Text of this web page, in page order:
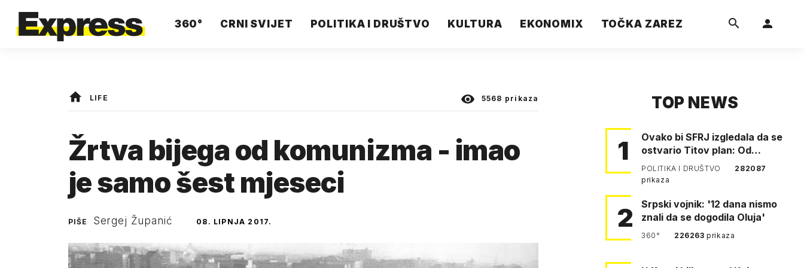
360° CRNI SVIJET POLITIKA I DRUŠTVO KULTURA EKONOMIX TOČKA ZAREZ
LIFE 5568 prikaza
Žrtva bijega od komunizma - imao
je samo šest mjeseci
PIŠE Sergej Županić 08. LIPNJA 2017.
TOP NEWS
1
Ovako bi SFRJ izgledala da se
ostvario Titov plan: Od
Klagenfurta do Istanbula!
POLITIKA I DRUŠTVO
282087
prikaza
2
Srpski vojnik: '12 dana nismo
znali da se dogodila Oluja'
360° 226263prikaza